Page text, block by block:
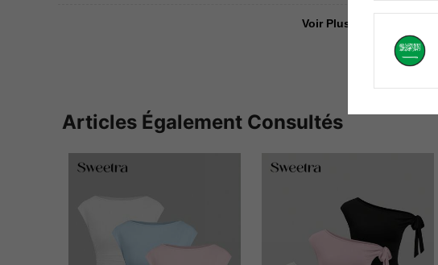
Voir Plus D'avis
Articles Également Consultés